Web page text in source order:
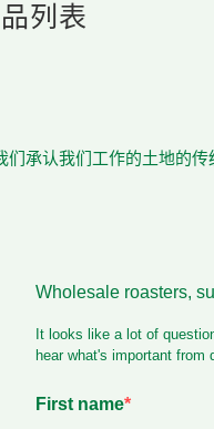
列表
们承认我们工作的土地的